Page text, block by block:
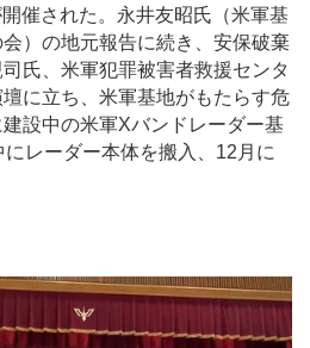
催された。永井友昭氏（米軍基
）の地元報告に続き、安保破棄
氏、米軍犯罪被害者救援センタ
に立ち、米軍基地がもたらす危
設中の米軍Xバンドレーダー基
レーダー本体を搬入、12月に